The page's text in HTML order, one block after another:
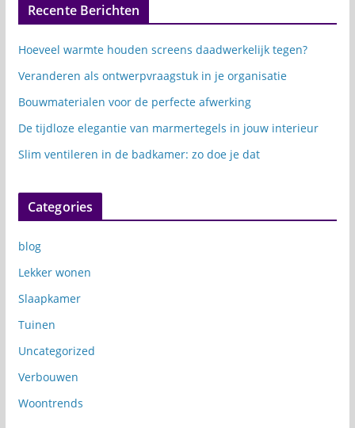
Recente Berichten
Hoeveel warmte houden screens daadwerkelijk tegen?
Veranderen als ontwerpvraagstuk in je organisatie
Bouwmaterialen voor de perfecte afwerking
De tijdloze elegantie van marmertegels in jouw interieur
Slim ventileren in de badkamer: zo doe je dat
Categories
blog
Lekker wonen
Slaapkamer
Tuinen
Uncategorized
Verbouwen
Woontrends